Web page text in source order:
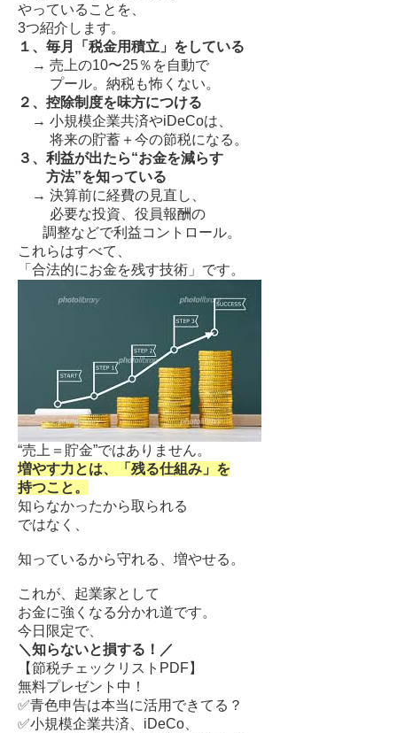
やっていることを、
3つ紹介します。
１、毎月「税金用積立」をしている
→ 売上の10〜25％を自動で
プール。納税も怖くない。
２、控除制度を味方につける
→ 小規模企業共済やiDeCoは、
将来の貯蓄＋今の節税になる。
３、利益が出たら“お金を減らす
方法”を知っている
→ 決算前に経費の見直し、
必要な投資、役員報酬の
調整などで利益コントロール。
これらはすべて、
「合法的にお金を残す技術」です。
“売上＝貯金”ではありません。
増やす力とは、「残る仕組み」を
持つこと。
知らなかったから取られる
ではなく、
知っているから守れる、増やせる。
これが、起業家として
お金に強くなる分かれ道です。
今日限定で、
＼知らないと損する！／
【節税チェックリストPDF】
無料プレゼント中！
✅青色申告は本当に活用できてる？
✅小規模企業共済、iDeCo、